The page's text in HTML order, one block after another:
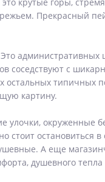
Прекрасный
административных
соседствуют с
типичных
картину.
улочки,
стоит
А еще
душевного